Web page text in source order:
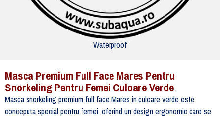
Waterproof
Masca Premium Full Face Mares Pentru
Snorkeling Pentru Femei Culoare Verde
Masca snorkeling premium full face Mares in culoare verde este
conceputa special pentru femei, oferind un design ergonomic care se